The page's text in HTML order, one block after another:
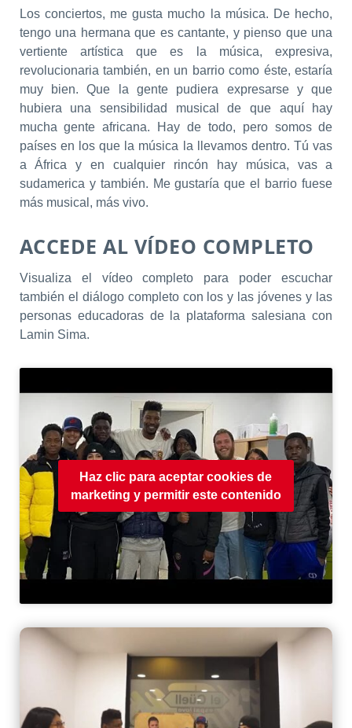
Los conciertos, me gusta mucho la música. De hecho,
tengo una hermana que es cantante, y pienso que una
vertiente artística que es la música, expresiva,
revolucionaria también, en un barrio como éste, estaría
muy bien. Que la gente pudiera expresarse y que
hubiera una sensibilidad musical de que aquí hay
mucha gente africana. Hay de todo, pero somos de
países en los que la música la llevamos dentro. Tú vas
a África y en cualquier rincón hay música, vas a
sudamerica y también. Me gustaría que el barrio fuese
más musical, más vivo.
ACCEDE AL VÍDEO COMPLETO
Visualiza el vídeo completo para poder escuchar
también el diálogo completo con los y las jóvenes y las
personas educadoras de la plataforma salesiana con
Lamin Sima.
Haz clic para aceptar cookies de
marketing y permitir este contenido